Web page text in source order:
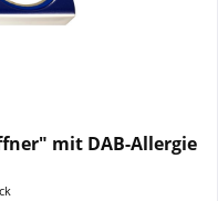
mit DAB-Allergie